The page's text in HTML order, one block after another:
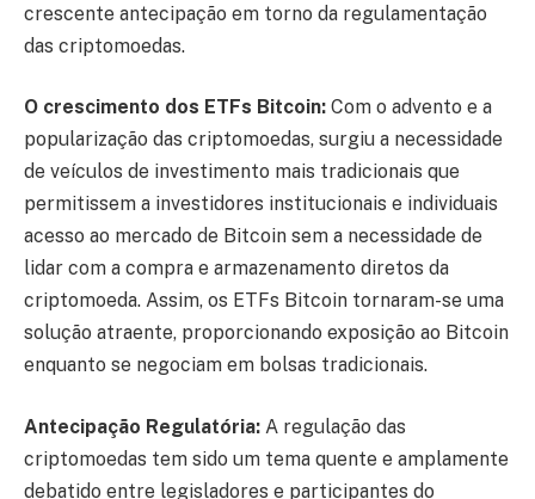
crescente antecipação em torno da regulamentação
das criptomoedas.
O crescimento dos ETFs Bitcoin: Com o advento e a
popularização das criptomoedas, surgiu a necessidade
de veículos de investimento mais tradicionais que
permitissem a investidores institucionais e individuais
acesso ao mercado de Bitcoin sem a necessidade de
lidar com a compra e armazenamento diretos da
criptomoeda. Assim, os ETFs Bitcoin tornaram-se uma
solução atraente, proporcionando exposição ao Bitcoin
enquanto se negociam em bolsas tradicionais.
Antecipação Regulatória: A regulação das
criptomoedas tem sido um tema quente e amplamente
debatido entre legisladores e participantes do